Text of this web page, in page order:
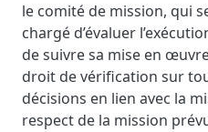
le comité de mission, qui
chargé d’évaluer
de suivre sa mise en
droit de vérification sur
décisions en lien avec la
respect de la mission